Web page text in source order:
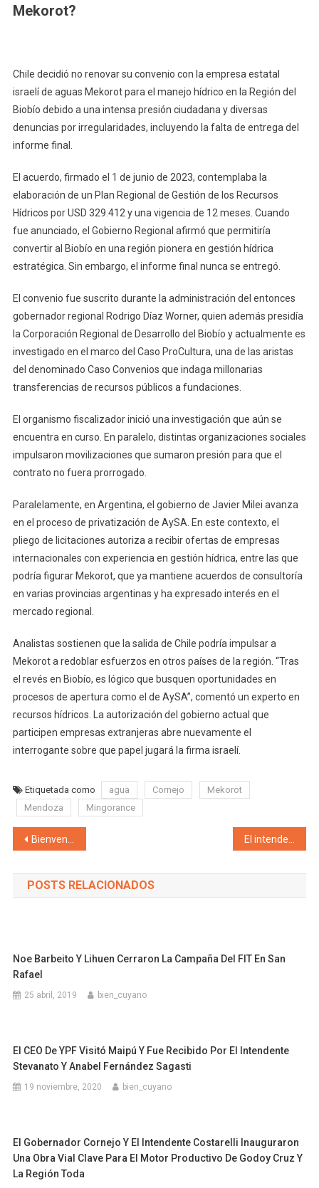
Mekorot?
Chile decidió no renovar su convenio con la empresa estatal
israelí de aguas Mekorot para el manejo hídrico en la Región del
Biobío debido a una intensa presión ciudadana y diversas
denuncias por irregularidades, incluyendo la falta de entrega del
informe final.
El acuerdo, firmado el 1 de junio de 2023, contemplaba la
elaboración de un Plan Regional de Gestión de los Recursos
Hídricos por USD 329.412 y una vigencia de 12 meses. Cuando
fue anunciado, el Gobierno Regional afirmó que permitiría
convertir al Biobío en una región pionera en gestión hídrica
estratégica. Sin embargo, el informe final nunca se entregó.
El convenio fue suscrito durante la administración del entonces
gobernador regional Rodrigo Díaz Worner, quien además presidía
la Corporación Regional de Desarrollo del Biobío y actualmente es
investigado en el marco del Caso ProCultura, una de las aristas
del denominado Caso Convenios que indaga millonarias
transferencias de recursos públicos a fundaciones.
El organismo fiscalizador inició una investigación que aún se
encuentra en curso. En paralelo, distintas organizaciones sociales
impulsaron movilizaciones que sumaron presión para que el
contrato no fuera prorrogado.
Paralelamente, en Argentina, el gobierno de Javier Milei avanza
en el proceso de privatización de AySA. En este contexto, el
pliego de licitaciones autoriza a recibir ofertas de empresas
internacionales con experiencia en gestión hídrica, entre las que
podría figurar Mekorot, que ya mantiene acuerdos de consultoría
en varias provincias argentinas y ha expresado interés en el
mercado regional.
Analistas sostienen que la salida de Chile podría impulsar a
Mekorot a redoblar esfuerzos en otros países de la región. “Tras
el revés en Biobío, es lógico que busquen oportunidades en
procesos de apertura como el de AySA”, comentó un experto en
recursos hídricos. La autorización del gobierno actual que
participen empresas extranjeras abre nuevamente el
interrogante sobre que papel jugará la firma israelí.
Etiquetada como agua Cornejo
Mekorot
Mendoza
Mingorance
Navegación de entradas
Bienvenidos a Gaymallén! Tierra de aromas cloacales y de vecinos burlados y birlados
POSTS RELACIONADOS
Noe Barbeito Y Lihuen Cerraron La Campaña Del FIT En San
Rafael
25 abril, 2019 bien_cuyano
El CEO De YPF Visitó Maipú Y Fue Recibido Por El Intendente
Stevanato Y Anabel Fernández Sagasti
19 noviembre, 2020 bien_cuyano
El Gobernador Cornejo Y El Intendente Costarelli Inauguraron
Una Obra Vial Clave Para El Motor Productivo De Godoy Cruz Y
La Región Toda